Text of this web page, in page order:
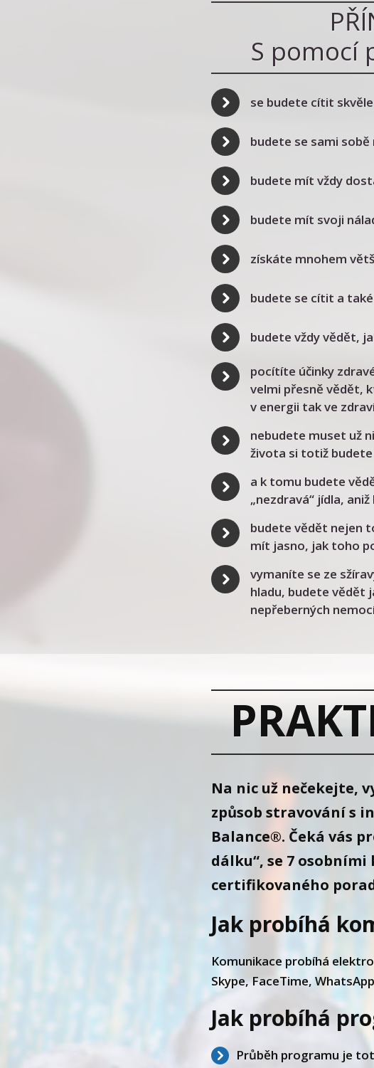
S pomocí
se budete cítit
budete se sami
budete mít vždy
budete mít svoji
získáte mnohem
budete se cítit a
budete vždy vědět,
pocítíte účinky
velmi přesně vědět,
v energii tak ve
nebudete muset už
života si totiž
a k tomu budete
„nezdravá“ jídla,
budete vědět nejen
mít jasno, jak toho
vymaníte se ze
hladu, budete vědět
nepřeberných
Na nic už nečekejte,
způsob stravování s
Balance®. Čeká vás
dálku“, se 7
certifikovaného
Jak probíhá
Komunikace probíhá
Skype, FaceTime,
Jak probíhá
Průběh programu je